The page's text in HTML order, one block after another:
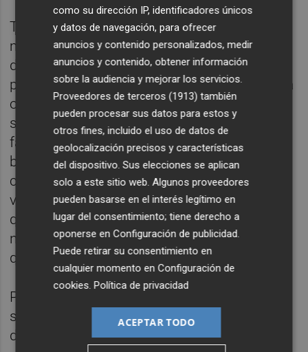
Tras solicitar el administrador concursal
más información al ofertante, respondió el
dueño único del grupoMuad Did Holding
para aclarar que el particular que presentó la
oferta se trata de su "socio", además de
subrayar que el grupo espera una
facturación anual de 70 millones y unos
beneficios de 3 millones, así como un
crecimiento adicional del 10-15% en las
ventas para los próximos años. Información
que, sin embargo, no convenció ni a Atitlan
ni a la empresa concursada, el grupo Tastia,
que presentaron nuevas alegaciones.
Por su parte, Atitlan insiste en la "falta de
solvencia y de medios humanos y técnicos"
del oferente al señalar que se trata de "una
como su dirección IP, identificadores únicos
y datos de navegación, para ofrecer
anuncios y contenido personalizados, medir
anuncios y contenido, obtener información
sobre la audiencia y mejorar los servicios.
Proveedores de terceros (1913) también
pueden procesar sus datos para estos y
otros fines, incluido el uso de datos de
geolocalización precisos y características
del dispositivo. Sus elecciones se aplican
solo a este sitio web. Algunos proveedores
pueden basarse en el interés legítimo en
lugar del consentimiento; tiene derecho a
oponerse enConfiguración de publicidad.
Puede retirar su consentimiento en
cualquier momento enConfiguración de
cookies.Política de privacidad
ACEPTAR TODO